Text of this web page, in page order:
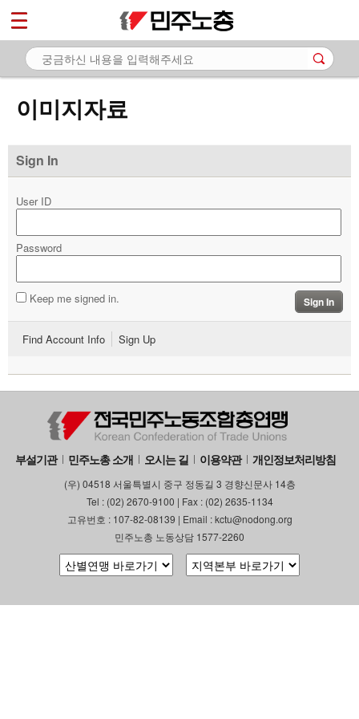
이미지자료
Sign In
User ID
Password
Keep me signed in. Sign In
Find Account Info Sign Up
부설기관 민주노총 소개 오시는 길 이용약관 개인정보처리방침
(우) 04518 서울특별시 중구 정동길 3 경향신문사 14층
Tel : (02) 2670-9100 | Fax : (02) 2635-1134
고유번호 : 107-82-08139 | Email : kctu@nodong.org
민주노총 노동상담 1577-2260
마이페이지
소개
노동상담
자료
- 미디어자료
- 카드뉴스
부설기관